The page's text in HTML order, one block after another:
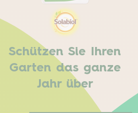
Schützen Sie Ihren
Garten das ganze
Jahr über